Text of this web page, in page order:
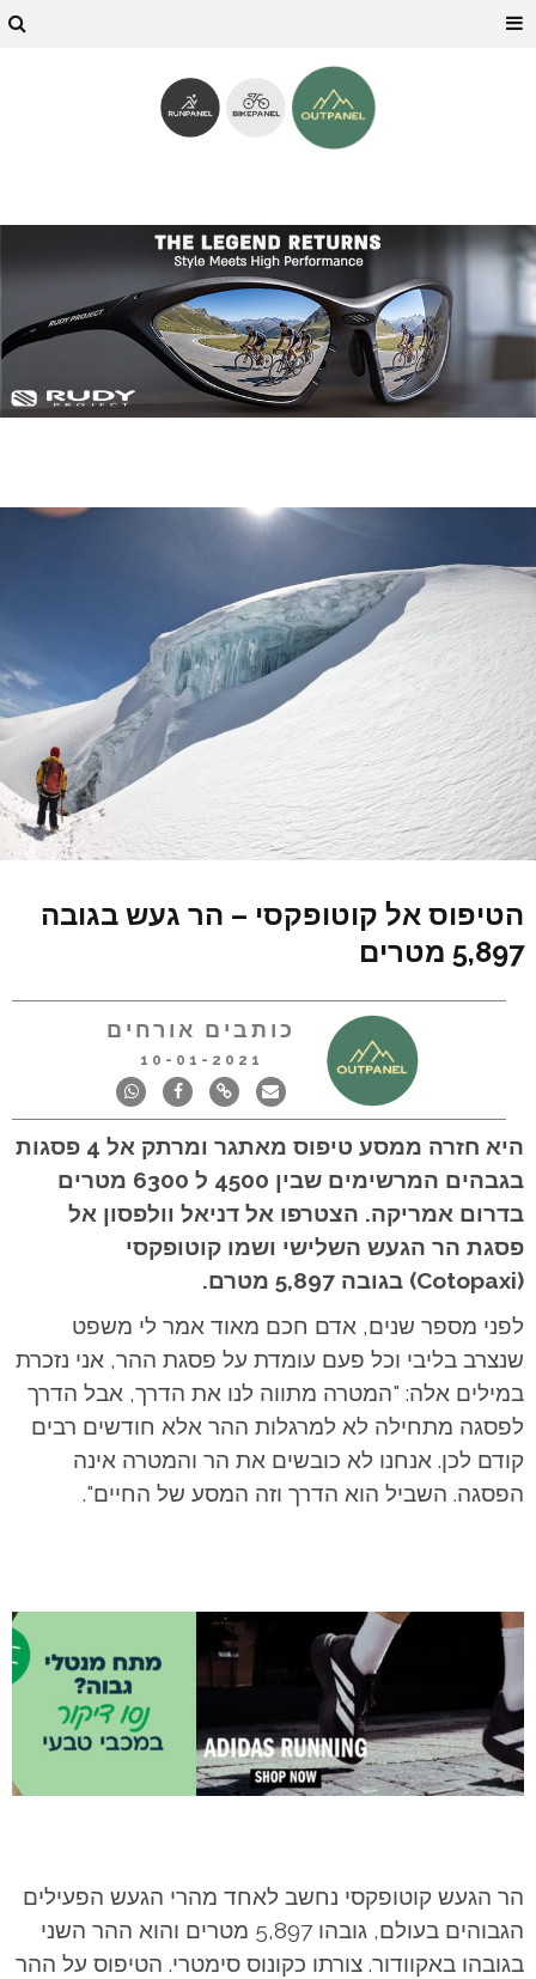
הטיפוס אל קוטופקסי – הר געש בגובה
5,897 מטרים
כותבים אורחים
10-01-2021
היא חזרה ממסע טיפוס מאתגר ומרתק אל 4 פסגות
בגבהים המרשימים שבין 4500 ל 6300 מטרים
בדרום אמריקה. הצטרפו אל דניאל וולפסון אל
פסגת הר הגעש השלישי ושמו קוטופקסי
(Cotopaxi) בגובה 5,897 מטרם.
לפני מספר שנים, אדם חכם מאוד אמר לי משפט
שנצרב בליבי וכל פעם עומדת על פסגת ההר, אני נזכרת
במילים אלה: "המטרה מתווה לנו את הדרך, אבל הדרך
לפסגה מתחילה לא למרגלות ההר אלא חודשים רבים
קודם לכן. אנחנו לא כובשים את הר והמטרה אינה
הפסגה. השביל הוא הדרך וזה המסע של החיים".
הר הגעש קוטופקסי נחשב לאחד מהרי הגעש הפעילים
הגבוהים בעולם, גובהו 5,897 מטרים והוא ההר השני
בגובהו באקוודור. צורתו כקונוס סימטרי. הטיפוס על ההר